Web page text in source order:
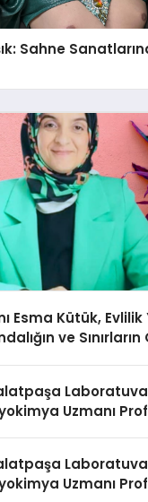
Sahne
Esma Kütük,
ve
Uzmanı
Uzmanı